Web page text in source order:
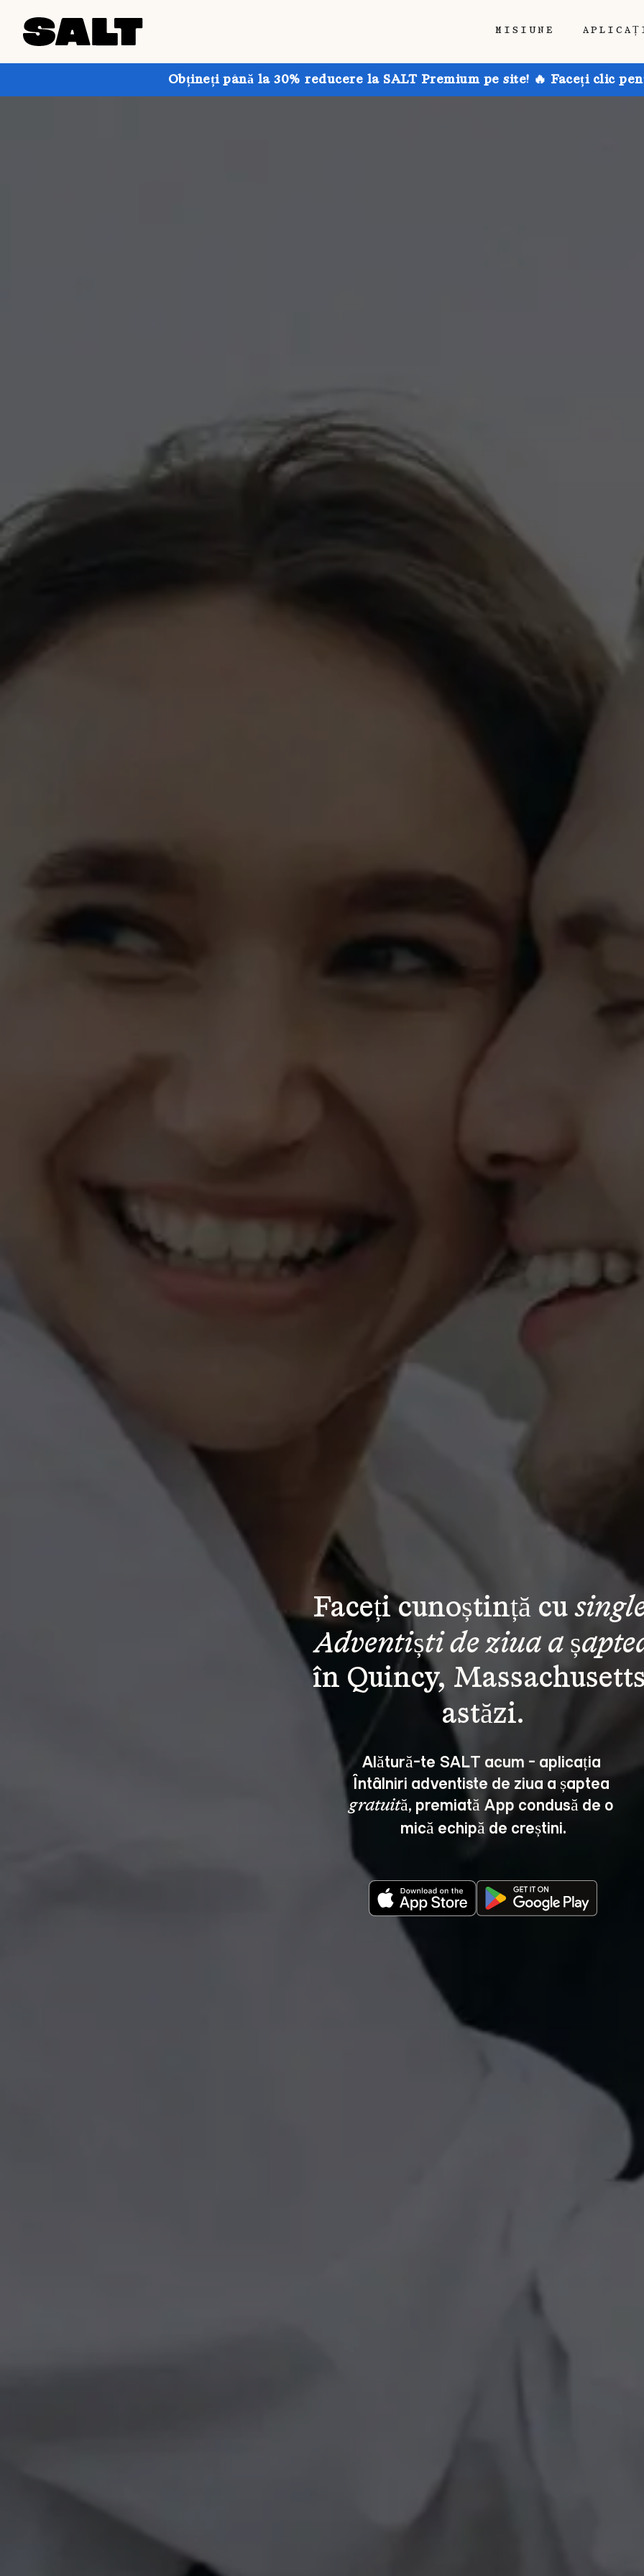
MISIUNE
Obțineți până la 30% reducere la SALT Premium pe site! 🔥 Faceți clic
Faceți cunoștință cu
Adventiști de ziua a
în Quincy,
Alătură-te SALT acum - aplicația
Întâlniri adventiste de ziua a șaptea
gratuită, premiată App condusă de o
mică echipă de creștini.